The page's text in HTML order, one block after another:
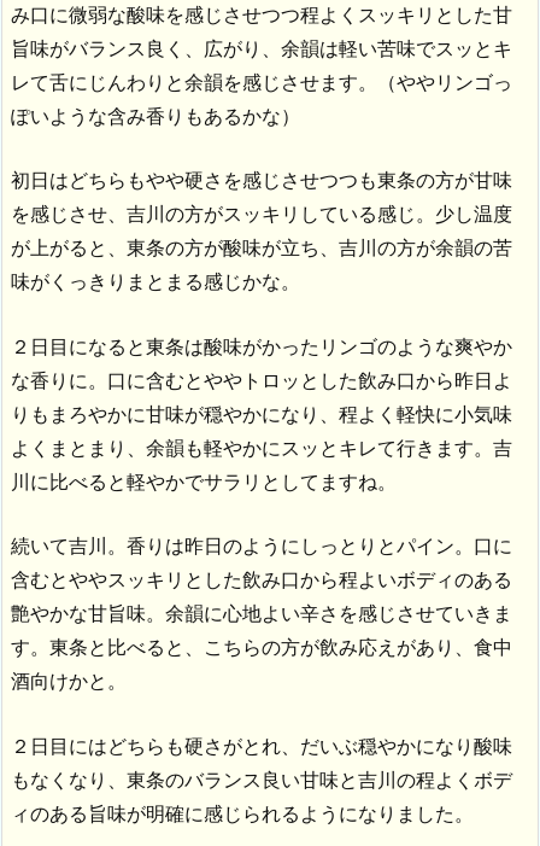
み口に微弱な酸味を感じさせつつ程よくスッキリとした甘
旨味がバランス良く、広がり、余韻は軽い苦味でスッとキ
レて舌にじんわりと余韻を感じさせます。（ややリンゴっ
ぽいような含み香りもあるかな）
初日はどちらもやや硬さを感じさせつつも東条の方が甘味
を感じさせ、吉川の方がスッキリしている感じ。少し温度
が上がると、東条の方が酸味が立ち、吉川の方が余韻の苦
味がくっきりまとまる感じかな。
２日目になると東条は酸味がかったリンゴのような爽やか
な香りに。口に含むとややトロッとした飲み口から昨日よ
りもまろやかに甘味が穏やかになり、程よく軽快に小気味
よくまとまり、余韻も軽やかにスッとキレて行きます。吉
川に比べると軽やかでサラリとしてますね。
続いて吉川。香りは昨日のようにしっとりとパイン。口に
含むとややスッキリとした飲み口から程よいボディのある
艶やかな甘旨味。余韻に心地よい辛さを感じさせていきま
す。東条と比べると、こちらの方が飲み応えがあり、食中
酒向けかと。
２日目にはどちらも硬さがとれ、だいぶ穏やかになり酸味
もなくなり、東条のバランス良い甘味と吉川の程よくボデ
ィのある旨味が明確に感じられるようになりました。